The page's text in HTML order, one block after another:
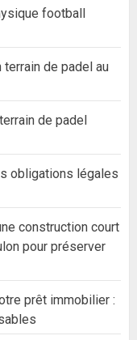
football
de padel au
de padel
obligations légales
construction court
pour préserver
prêt immobilier :